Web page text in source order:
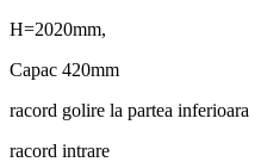
H=2020mm,
Capac 420mm
racord golire la partea inferioara
racord intrare